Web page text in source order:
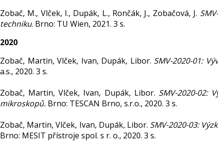
Zobač, M., Vlček, I., Dupák, L., Rončák, J., Zobačová, J.
techniku. Brno: TU Wien, 2021. 3 s.
2020
Zobač, Martin, Vlček, Ivan, Dupák, Libor. SMV-2020-01:
a.s., 2020. 3 s.
Zobač, Martin, Vlček, Ivan, Dupák, Libor. SMV-2020-02:
mikroskopů. Brno: TESCAN Brno, s.r.o., 2020. 3 s.
Zobač, Martin, Vlček, Ivan, Dupák, Libor. SMV-2020-03:
Brno: MESIT přístroje spol. s r. o., 2020. 3 s.